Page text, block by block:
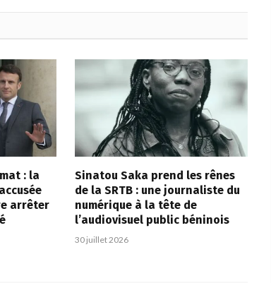
: la
arrêter
Sinatou Saka prend les rênes
de la SRTB : une journaliste du
numérique à la tête de
l’audiovisuel public béninois
30 juillet 2026